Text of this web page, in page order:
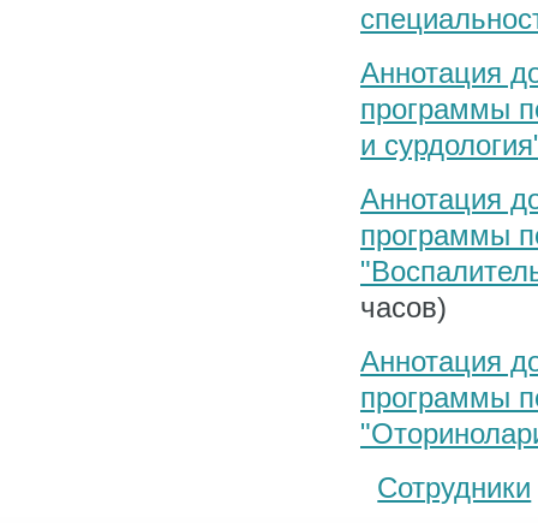
Аннотация
программы
и
Аннотация
программы
часов)
Аннотация
программы
Сотрудники